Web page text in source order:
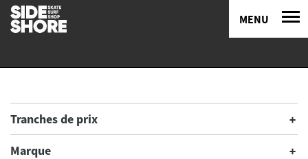
MENU
Tranches de prix
Marque